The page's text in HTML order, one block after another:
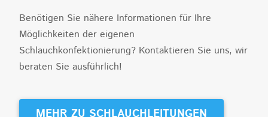
Benötigen Sie nähere Informationen für Ihre
Möglichkeiten der eigenen
Schlauchkonfektionierung? Kontaktieren Sie uns, wir
beraten Sie ausführlich!
MEHR ZU SCHLAUCHLEITUNGEN